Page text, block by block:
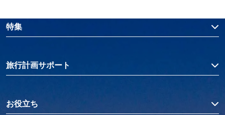
特集
旅行計画サポート
お役立ち